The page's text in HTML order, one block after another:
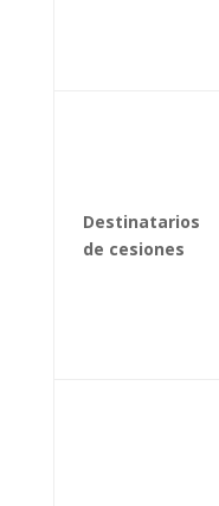
Destinatarios
de cesiones